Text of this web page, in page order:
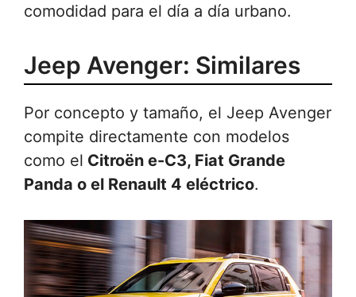
comodidad para el día a día urbano.
Jeep Avenger: Similares
Por concepto y tamaño, el Jeep Avenger
compite directamente con modelos
como el Citroën e-C3, Fiat Grande
Panda o el Renault 4 eléctrico.